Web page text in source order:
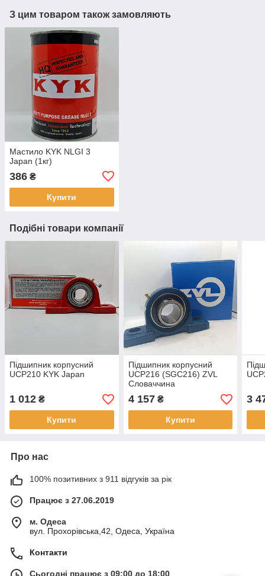
З цим товаром також замовляють
Мастило KYK NLGI 3
Japan (1кг)
386 ₴
Купити
Подібні товари компанії
Підшипник корпусний
UCP210 KYK Japan
1 012 ₴
Купити
Підшипник корпусний
UCP216 (SGC216) ZVL
Словаччина
4 157₴
Купити
3
Про нас
100% позитивних з 911 відгуків за рік
Працює з 27.06.2019
м. Одеса
вул. Прохорівська,42, Одеса, Україна
Контакти
Сьогодні працює з 09:00 до 18:00